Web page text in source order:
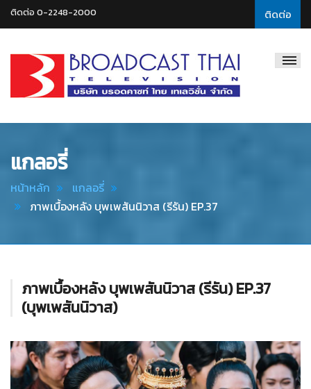
ติดต่อ
ติดต่อ 0-2248-2000
Thai
แกลอรี่
หน้าหลัก
แกลอรี่
ภาพเบื้องหลัง บุพเพสันนิวาส (รีรัน) EP.37
ภาพเบื้องหลัง บุพเพสันนิวาส (รีรัน) EP.37
(บุพเพสันนิวาส)